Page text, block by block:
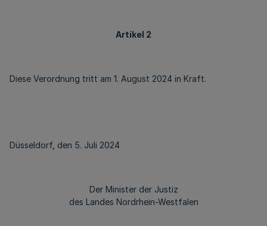
Artikel 2
Diese Verordnung tritt am 1. August 2024 in Kraft.
Düsseldorf, den 5. Juli 2024
Der Minister der Justiz
des Landes Nordrhein-Westfalen